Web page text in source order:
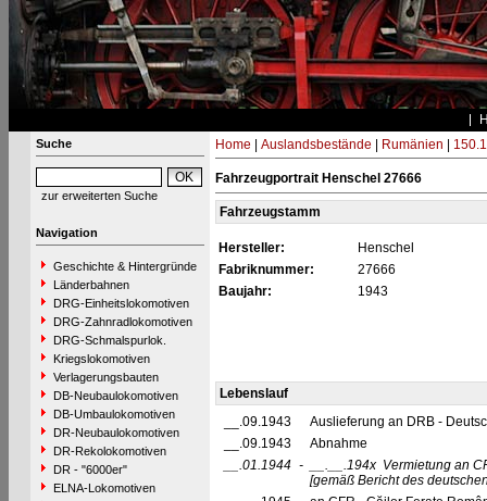
Suche
zur erweiterten Suche
Navigation
Geschichte & Hintergründe
Länderbahnen
DRG-Einheitslokomotiven
DRG-Zahnradlokomotiven
DRG-Schmalspurlok.
Kriegslokomotiven
Verlagerungsbauten
DB-Neubaulokomotiven
DB-Umbaulokomotiven
DR-Neubaulokomotiven
DR-Rekolokomotiven
DR - "6000er"
ELNA-Lokomotiven
Home Auslandsbestände Rumänien
Fahrzeugportrait Henschel 27666
Fahrzeugstamm
Hersteller:
Henschel
Fabriknummer:
27666
Baujahr:
1943
Lebenslauf
__.09.1943
Auslieferung an DRB -
__.09.1943
Abnahme
__.01.1944 - __.__.194x Vermietung an
[gemäß Bericht des